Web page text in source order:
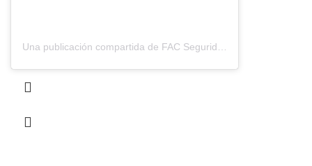
Una publicación compartida de FAC Seguridad, S.A. (@fac_seguridad)